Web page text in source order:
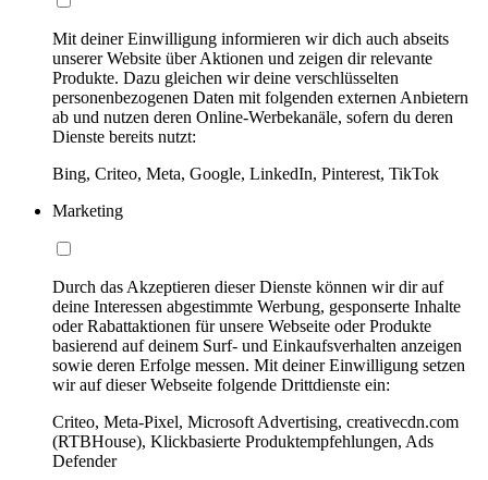
Mit deiner Einwilligung informieren wir dich auch abseits
unserer Website über Aktionen und zeigen dir relevante
Produkte. Dazu gleichen wir deine verschlüsselten
personenbezogenen Daten mit folgenden externen Anbietern
ab und nutzen deren Online-Werbekanäle, sofern du deren
Dienste bereits nutzt:
Bing, Criteo, Meta, Google, LinkedIn, Pinterest, TikTok
Marketing
Durch das Akzeptieren dieser Dienste können wir dir auf
deine Interessen abgestimmte Werbung, gesponserte Inhalte
oder Rabattaktionen für unsere Webseite oder Produkte
basierend auf deinem Surf- und Einkaufsverhalten anzeigen
sowie deren Erfolge messen. Mit deiner Einwilligung setzen
wir auf dieser Webseite folgende Drittdienste ein:
Criteo, Meta-Pixel, Microsoft Advertising, creativecdn.com
(RTBHouse), Klickbasierte Produktempfehlungen, Ads
Defender